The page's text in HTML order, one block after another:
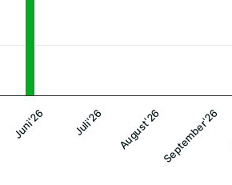
Juni'26 Juli'26 August'26 September'26